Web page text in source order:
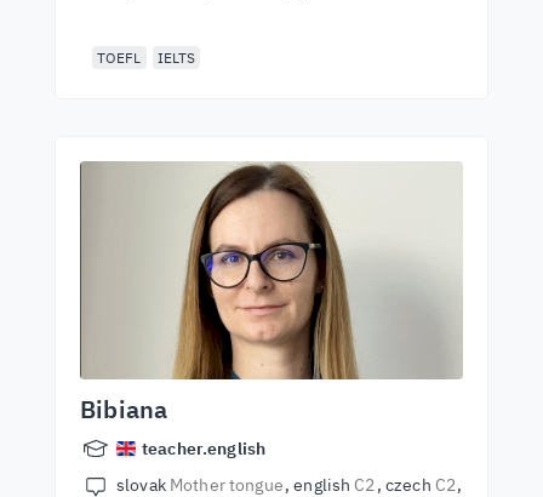
TOEFL IELTS
Bibiana
teacher.english
slovak Mother tongue english C2 czech C2